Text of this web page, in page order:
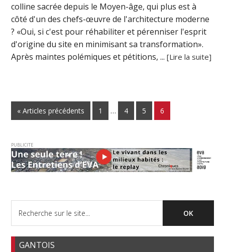
colline sacrée depuis le Moyen-âge, qui plus est à
côté d'un des chefs-œuvre de l'architecture moderne
? «Oui, si c'est pour réhabiliter et pérenniser l'esprit
d'origine du site en minimisant sa transformation».
Après maintes polémiques et pétitions, ...[Lire la suite]
« Articles précédents 1 … 4 5 6
PUBLICITE
GANTOIS